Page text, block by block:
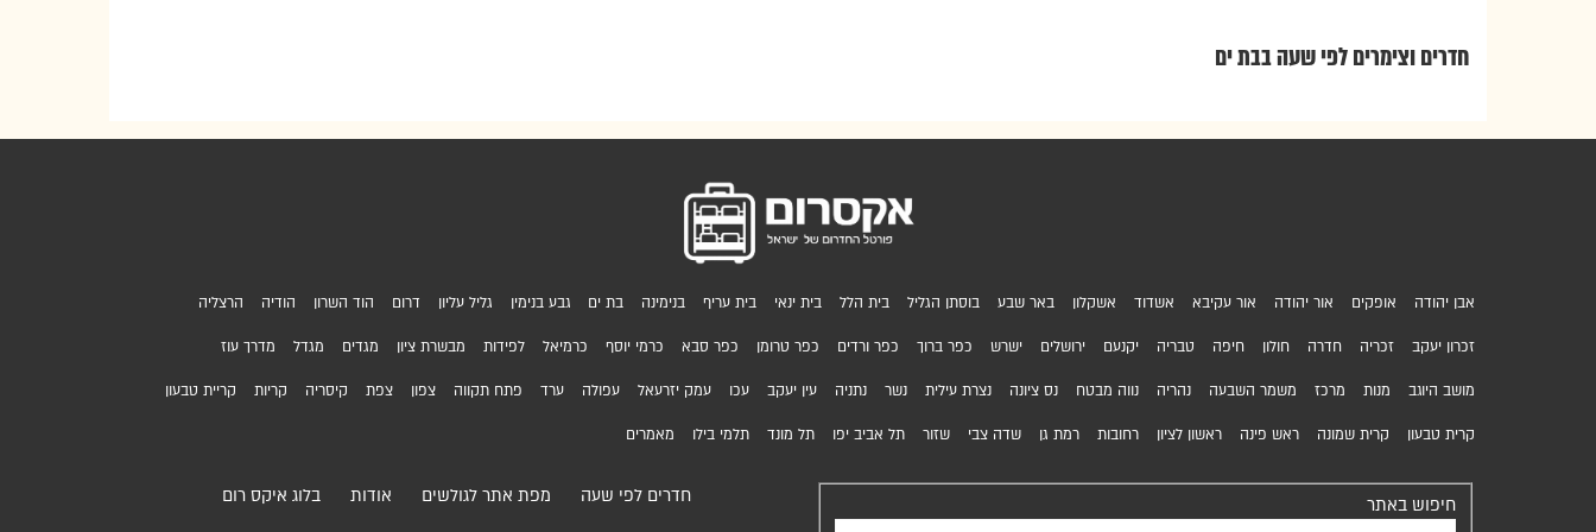
חדרים וצימרים לפי שעה בבת ים
אבן יהודה אופקים אור יהודה אור עקיבא אשדוד אשקלון באר שבע בוסתן הגליל בית הלל בית ינאי בית עריף בנימינה בת ים גבע בנימין גליל עליון דרום הוד השרון הודיה הרצליה
זכרון יעקב זכריה חדרה חולון חיפה טבריה יקנעם ירושלים ישרש כפר ברוך כפר ורדים כפר טרומן כפר סבא כרמי יוסף כרמיאל לפידות מבשרת ציון מגדים מגדל מדרך עוז
מושב היוגב מנות מרכז משמר השבעה נהריה נווה מבטח נס ציונה נצרת עילית נשר נתניה עין יעקב עכו עמק יזרעאל עפולה ערד פתח תקווה צפון צפת קיסריה קריות קריית טבעון
קרית טבעון קרית שמונה ראש פינה ראשון לציון רחובות רמת גן שדה צבי שזור תל אביב יפו תל מונד תלמי בילו מאמרים
חיפוש באתר חדרים לפי שעה מפת אתר לגולשים אודות בלוג איקס רום